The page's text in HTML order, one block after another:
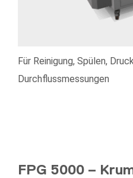
Für Reinigung, Spülen,
Durchflussmessungen
FPG 5000 –